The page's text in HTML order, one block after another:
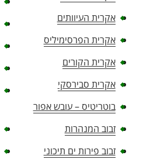
אקרית העיוותים
אקרית הפרסימיליס
אקרית הקורים
אקרית סבירסקי
בוטריטיס – עובש אפור
זבוב המנהרות
זבוב פירות ים תיכוני